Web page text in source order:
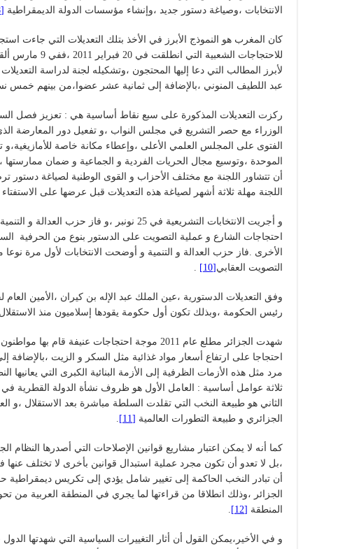
الانتخابات ،وصياغة دستور جديد ،وإنشاء مؤسسات الدولة الديمقراطية [8]
كان المغرب هو النموذج الأبرز في الأخذ بتلك التعديلات التي جاءت
للاحتجاجات الشعبية
لأبرز المطالب التي دعا إليها المحتجون ،وتشكيله لجنة لدراسة
عبد اللطيف المنوني ،بالإضافة إلى ثمانية عشر عضوا،من بينهم خمس
ركزت التعديلات المذكورة على سبع نقاط أساسية هي : تعزيز فصل
الوزراء مع حصر التشريع في مجلس النواب ،و تفعيل دور المعارضة
الفتوى على المجلس العلمي الأعلى ،وإعطاء مكانة خاصة للأمازيغية،و
الموحدة ،وتوسيع مجال الحريات الفردية و الجماعية و ضمان
أن تتشاور اللجنة مع مختلف الأحزاب و القوى الوطنية لصياغة
اللجنة مهلة ثلاثة أشهر لصياغة هذه التعديلات قبل عرضها على
و أجريت الانتخابات التشريعية في 25 نونبر ،و فاز
احتجاجات الشارع و عملية التصويت على الدستور بنوع من الحرفية
الأخرى .فاز حزب العدالة و التنمية و أوضحت الانتخابات لأول مرة نوعا من
التصويت العقابي [10]
وفق التعديلات الدستورية ،عين الملك عبد الإله بن كيران ،الأمين
رئيس الحكومة ،وبذلك تكون أول حكومة يقودها إسلاميون منذ
شهدت الجزائر مطلع عام 2011 موجة احتجاجات عنيفة
احتجاجا على ارتفاع أسعار مواد غذائية مثل السكر و الزيت
مرد مثل هذه الأزمات الظرفية إلى الأزمة البنائية الكبرى التي يعانيها
الثاني هو طبيعة النخب التي تقلدت السلطة مباشرة بعد الاستقلال ،و
الجزائري و طبيعة التطورات العالمية [11]
،بل لا تعدو أن تكون مجرد عملية استبدال قوانين بأخرى لا تختلف
أن تبادر النخب الحاكمة إلى تغيير شامل يؤدي إلى تكريس
الجزائر ،وذلك انطلاقا من قراءتها لما يجري في المنطقة العربية
المنطقة [12]
و في الأخير،يمكن القول أن أثار التغييرات السياسية التي شهدتها